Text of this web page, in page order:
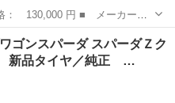
オ ■ グレード名： ターボ
■ ミッション： AT4速 ...
ゴンスパーダ スパーダＺク
新品タイヤ／純正 …